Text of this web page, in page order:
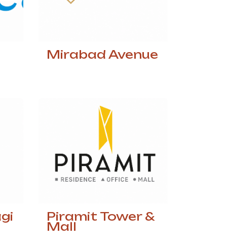
Mirabad Avenue
Piramit Tower &
Mall